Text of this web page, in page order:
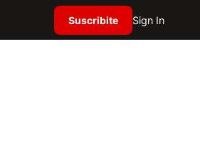
Suscribite Sign In